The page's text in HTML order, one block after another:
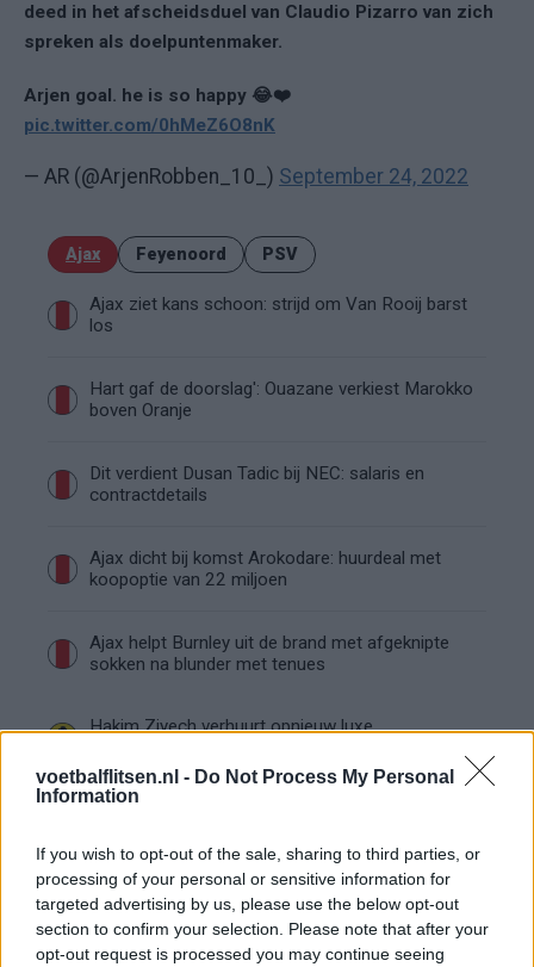
voetbalflitsen.nl - Do Not Process My Personal
Information
If you wish to opt-out of the sale, sharing to third parties, or
processing of your personal or sensitive information for
targeted advertising by us, please use the below opt-out
section to confirm your selection. Please note that after your
opt-out request is processed you may continue seeing
deed in het afscheidsduel van Claudio Pizarro van zich
spreken als doelpuntenmaker.
Arjen goal. he is so happy 😂❤️
pic.twitter.com/0hMeZ6O8nK
— AR (@ArjenRobben_10_) September 24, 2022
Ajax Feyenoord PSV
Ajax ziet kans schoon: strijd om Van Rooij barst
los
Hart gaf de doorslag': Ouazane verkiest Marokko
boven Oranje
Dit verdient Dusan Tadic bij NEC: salaris en
contractdetails
Ajax dicht bij komst Arokodare: huurdeal met
koopoptie van 22 miljoen
Ajax helpt Burnley uit de brand met afgeknipte
sokken na blunder met tenues
Hakim Ziyech verhuurt opnieuw luxe
Resterend oefenprogramma Ajax: waar zijn de
duels te zien